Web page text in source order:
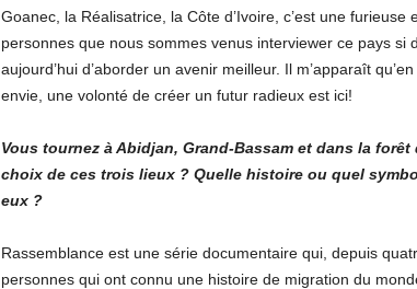
Goanec, la Réalisatrice, la Côte d’Ivoire, c’est une
personnes que nous sommes venus interviewer ce pays si
aujourd’hui d’aborder un avenir meilleur. Il m’apparaît
envie, une volonté de créer un futur radieux est ici!
Vous tournez à Abidjan, Grand-Bassam et dans la
choix de ces trois lieux ? Quelle histoire ou quel
eux ?
Rassemblance est une série documentaire qui, depuis
personnes qui ont connu une histoire de migration du